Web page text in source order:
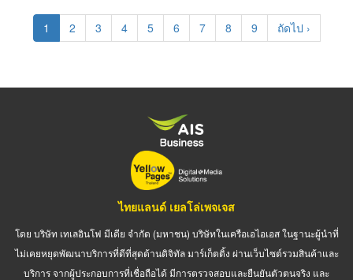
Pagination
Current
page
1 Page
2 Page
3 Page
4 Page
5 Page
6 Page
7 Page
8 Page
9
Next
page
ถัดไป ›
ไทยแลนด์ เยลโล่เพจเจส
โดย บริษัท เทเลอินโฟ มีเดีย จำกัด (มหาชน) บริษัทในเครือเอไอเอส ในฐานะผู้นำที่
ไม่เคยหยุดพัฒนาบริการที่ดีที่สุดด้านดิจิทัล มาร์เก็ตติ้ง ผ่านเว็บไซต์รวมสินค้าและ
บริการ จากผู้ประกอบการที่เชื่อถือได้ มีการตรวจสอบและยืนยันตัวตนจริง และ